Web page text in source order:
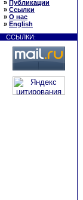
» Публикации
» Ссылки
» О нас
» English
ССЫЛКИ: